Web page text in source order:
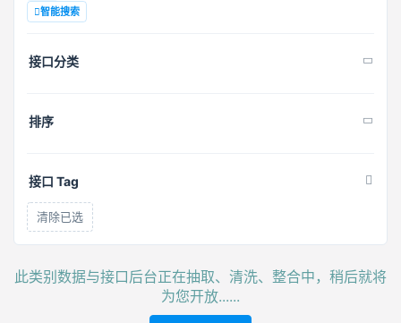
智能搜索
接口分类
排序
接口 Tag
清除已选
此类别数据与接口后台正在抽取、清洗、整合中，稍后就将
为您开放......